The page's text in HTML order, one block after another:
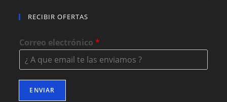
RECIBIR OFERTAS
Correo electrónico*
ENVIAR